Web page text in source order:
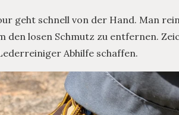
geht schnell von der Hand. Man
den losen Schmutz zu entfernen.
Abhilfe schaffen.